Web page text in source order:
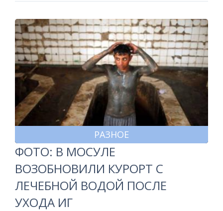
РАЗНОЕ
ФОТО: В МОСУЛЕ
ВОЗОБНОВИЛИ КУРОРТ С
ЛЕЧЕБНОЙ ВОДОЙ ПОСЛЕ
УХОДА ИГ